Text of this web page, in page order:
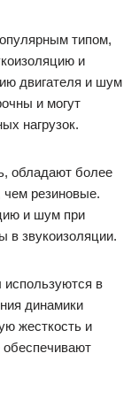
типом,
и
двигателя и шум
и могут
нагрузок.
обладают более
чем резиновые.
и шум при
в звукоизоляции.
используются в
динамики
жесткость и
обеспечивают